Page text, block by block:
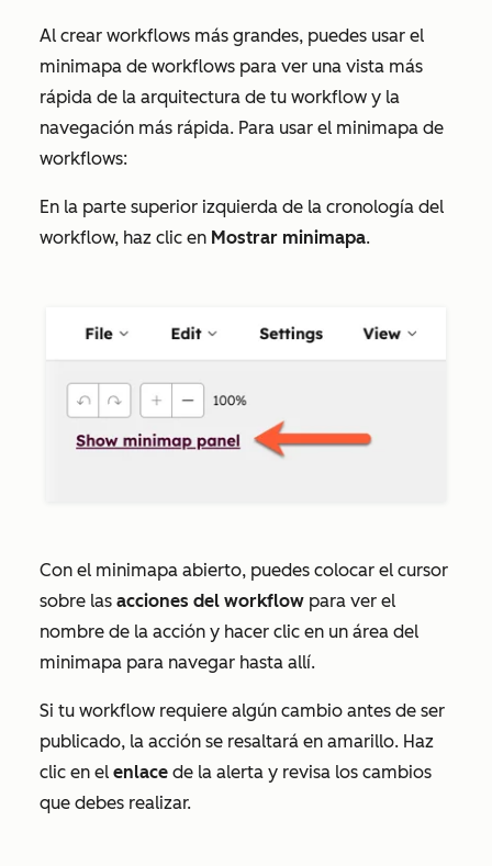
Al crear workflows más grandes, puedes usar el
minimapa de workflows para ver una vista más
rápida de la arquitectura de tu workflow y la
navegación más rápida. Para usar el minimapa de
workflows:
En la parte superior izquierda de la cronología del
workflow, haz clic en Mostrar minimapa.
Con el minimapa abierto, puedes colocar el cursor
sobre las acciones del workflow para ver el
nombre de la acción y hacer clic en un área del
minimapa para navegar hasta allí.
Si tu workflow requiere algún cambio antes de ser
publicado, la acción se resaltará en amarillo. Haz
clic en el enlace de la alerta y revisa los cambios
que debes realizar.